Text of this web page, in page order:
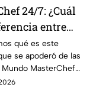
24/7: ¿Cuál
entre
moronga?
qué es este
se apoderó de las
MasterChef